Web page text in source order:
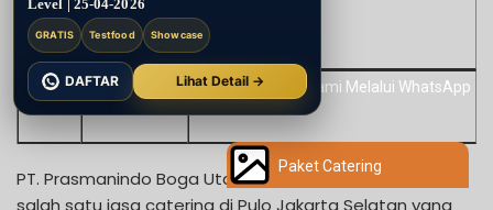
Website
Kontak (021) 7458868
PT. Prasmanindo Boga Utama Jakarta Selatan adalah
salah satu jasa catering di Pulo Jakarta Selatan yang
Paket Catering
Level | 25-04-2026
GRATIS Testfood Showcase
DAFTAR Lihat Detail →